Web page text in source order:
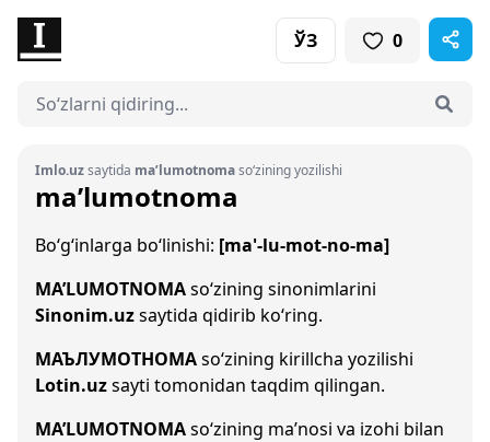
ЎЗ 0
Imlo.uzsaytida ma’lumotnomaso‘zining yozilishi
ma’lumotnoma
Bo‘g‘inlarga bo‘linishi: [ma'-lu-mot-no-ma]
MA’LUMOTNOMAso‘zining sinonimlarini
Sinonim.uzsaytida qidirib ko‘ring.
МАЪЛУМОТНОМАso‘zining kirillcha yozilishi
Lotin.uzsayti tomonidan taqdim qilingan.
MA’LUMOTNOMAso‘zining ma’nosi va izohi bilan